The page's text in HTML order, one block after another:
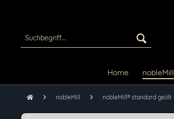
Home nobleMill
nobleMill nobleMill® standard geölt